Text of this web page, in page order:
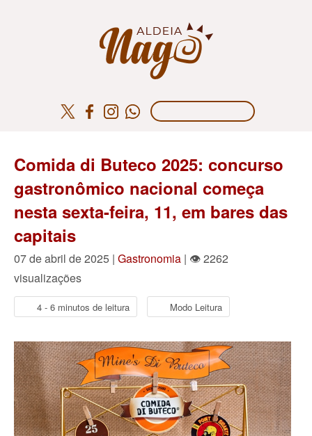
Comida di Buteco 2025: concurso
gastronômico nacional começa
nesta sexta-feira, 11, em bares das
capitais
07 de abril de 2025 | Gastronomia | 👁 2262
visualizações
4 - 6 minutos de leitura Modo Leitura